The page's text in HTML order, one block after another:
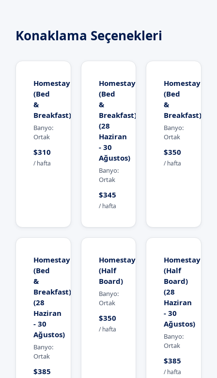
Konaklama Seçenekleri
Homestay
(Bed
&
Breakfast)
Banyo:
Ortak
$310
/ hafta
Homestay
(Bed
&
Breakfast)
(28
Haziran
- 30
Ağustos)
Banyo:
Ortak
$345
/ hafta
Homestay
(Bed
&
Breakfast)
Banyo:
Ortak
$350
/ hafta
Homestay
(Bed
&
Breakfast)
(28
Haziran
- 30
Ağustos)
Banyo:
Ortak
$385
Homestay
(Half
Board)
Banyo:
Ortak
$350
/ hafta
Homestay
(Half
Board)
(28
Haziran
- 30
Ağustos)
Banyo:
Ortak
$385
/ hafta